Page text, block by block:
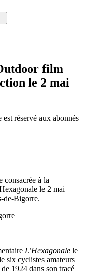
film
le 2 mai
est réservé aux abonnés
à la
le 2 mai
de-Bigorre.
L’Hexagonale le
six cyclistes amateurs
1924 dans son tracé